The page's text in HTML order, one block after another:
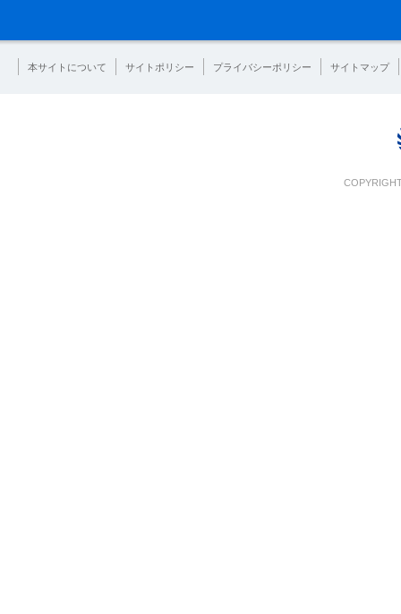
本サイトについて サイトポリシー プライバシーポリシー サイトマップ